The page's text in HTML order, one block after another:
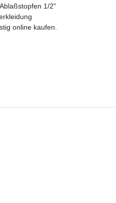
1/2"
online kaufen.